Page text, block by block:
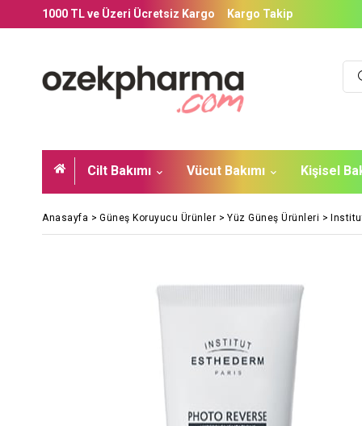
1000 TL ve Üzeri Ücretsiz Kargo Kargo Takip
Cilt Bakımı Vücut Bakımı Kişisel
Anasayfa > Güneş Koruyucu Ürünler > Yüz Güneş Ürünleri >